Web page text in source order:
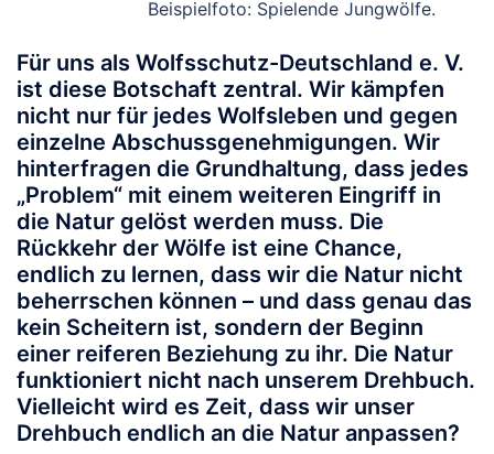
Beispielfoto: Spielende Jungwölfe.
Für uns als Wolfsschutz-Deutschland e. V.
ist diese Botschaft zentral. Wir kämpfen
nicht nur für jedes Wolfsleben und gegen
einzelne Abschussgenehmigungen. Wir
hinterfragen die Grundhaltung, dass jedes
„Problem“ mit einem weiteren Eingriff in
die Natur gelöst werden muss. Die
Rückkehr der Wölfe ist eine Chance,
endlich zu lernen, dass wir die Natur nicht
beherrschen können – und dass genau das
kein Scheitern ist, sondern der Beginn
einer reiferen Beziehung zu ihr. Die Natur
funktioniert nicht nach unserem Drehbuch.
Vielleicht wird es Zeit, dass wir unser
Drehbuch endlich an die Natur anpassen?